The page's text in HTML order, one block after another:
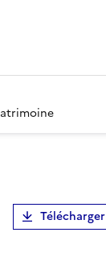
Télécharger